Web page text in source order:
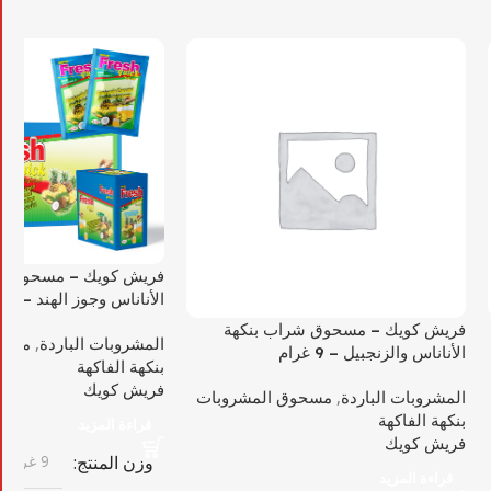
فريش كويك – مسحوق شراب بنكهة
الأناناس والزنجبيل – 9 غرام
المشروبات الباردة, مسحوق المشروبات
بنكهة الفاكهة
فريش كويك
فريش كويك – مسحوق
الأناناس وجوز الهند – 9 غرام
المشروبات الباردة,
بنكهة الفاكهة
فريش كويك
وزن المنتج 9 غرام